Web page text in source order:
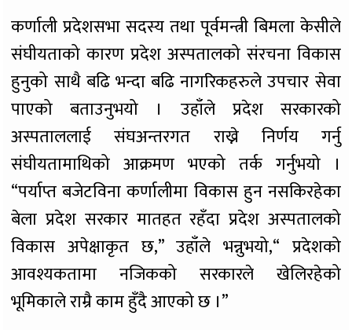
कर्णाली प्रदेशसभा सदस्य तथा पूर्वमन्त्री बिमला केसीले
संघीयताको कारण प्रदेश अस्पतालको संरचना विकास
हुनुको साथै बढि भन्दा बढि नागरिकहरुले उपचार सेवा
पाएको बताउनुभयो । उहाँले प्रदेश सरकारको
अस्पताललाई संघअन्तरगत राख्ने निर्णय गर्नु
संघीयतामाथिको आक्रमण भएको तर्क गर्नुभयो ।
“पर्याप्त बजेटविना कर्णालीमा विकास हुन नसकिरहेका
बेला प्रदेश सरकार मातहत रहँदा प्रदेश अस्पतालको
विकास अपेक्षाकृत छ,” उहाँले भन्नुभयो,“ प्रदेशको
आवश्यकतामा नजिकको सरकारले खेलिरहेको
भूमिकाले राम्रै काम हुँदै आएको छ ।”